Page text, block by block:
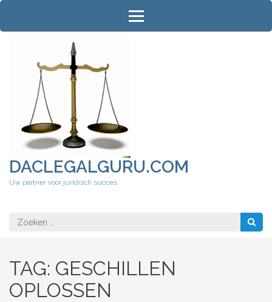
Ga
inhoud
DACLEGALGURU.COM
Uw partner voor juridisch succes
Zoeken
naar:
TAG: GESCHILLEN
OPLOSSEN